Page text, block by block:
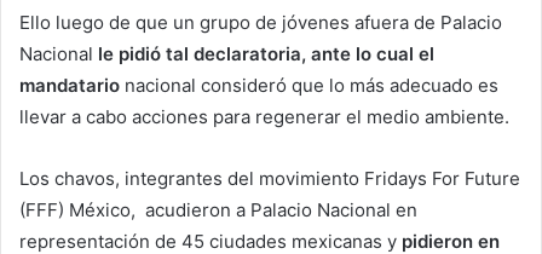
Ello luego de que un grupo de jóvenes afuera de Palacio
Nacional le pidió tal declaratoria, ante lo cual el
mandatario nacional consideró que lo más adecuado es
llevar a cabo acciones para regenerar el medio ambiente.
Los chavos, integrantes del movimiento Fridays For Future
(FFF) México, acudieron a Palacio Nacional en
representación de 45 ciudades mexicanas y pidieron en